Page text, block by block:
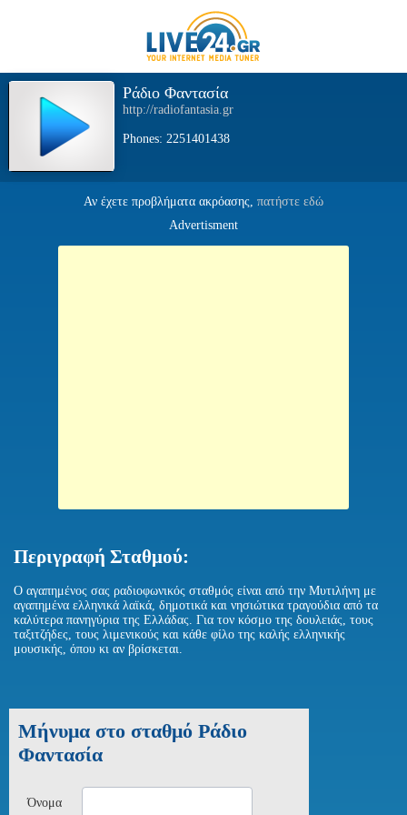
Ράδιο Φαντασία
http://radiofantasia.gr
Phones: 2251401438
Αν έχετε προβλήματα ακρόασης, πατήστε εδώ
Advertisment
Περιγραφή Σταθμού:
Ο αγαπημένος σας ραδιοφωνικός σταθμός είναι από την Μυτιλήνη με
αγαπημένα ελληνικά λαϊκά, δημοτικά και νησιώτικα τραγούδια από τα
καλύτερα πανηγύρια της Ελλάδας. Για τον κόσμο της δουλειάς, τους
ταξιτζήδες, τους λιμενικούς και κάθε φίλο της καλής ελληνικής
μουσικής, όπου κι αν βρίσκεται.
Μήνυμα στο σταθμό Ράδιο
Φαντασία
Όνομα